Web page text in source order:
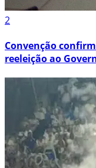
2
Convenção
reeleição ao